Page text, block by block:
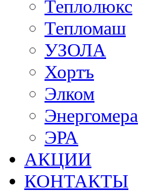
Теплолюкс
Тепломаш
УЗОЛА
Хортъ
Элком
Энергомера
ЭРА
АКЦИИ
КОНТАКТЫ